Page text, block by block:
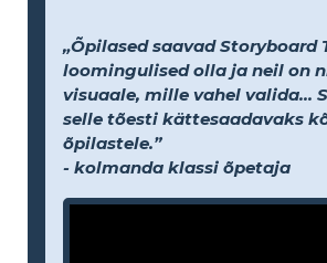
„Õpilased saavad Storyboard
loomingulised olla ja neil on
visuaale, mille vahel valida...
selle tõesti kättesaadavaks
õpilastele.”
- kolmanda klassi õpetaja